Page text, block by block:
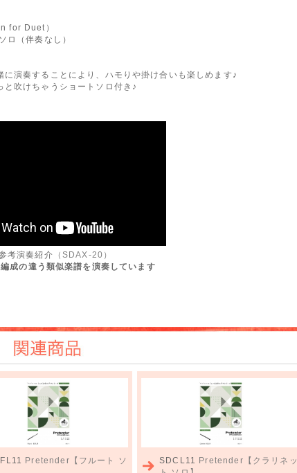
for Duet）
ロ（伴奏なし）
に演奏することにより、ハモりや掛け合いも楽しめます♪
と吹けちゃうショートソロ付き♪
考演奏紹介 （SDAX-20）
成の違う類似楽譜を演奏しています
関連商品
Pretender【フルート ソ
SDCL11 Pretender【クラリネッ